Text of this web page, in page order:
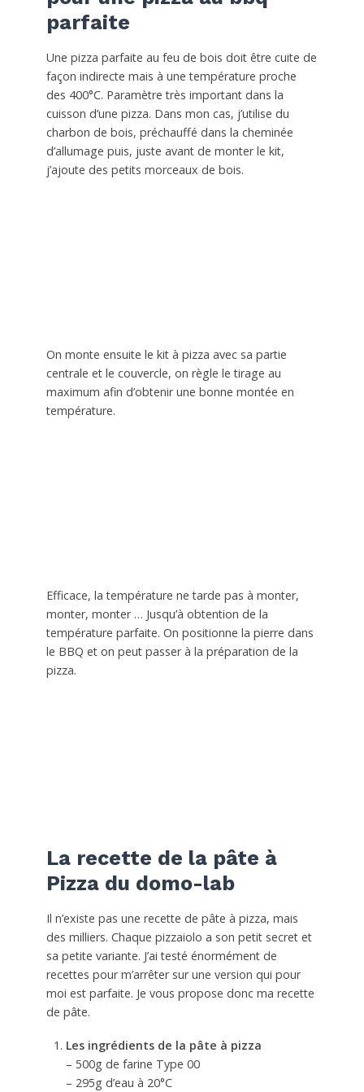
parfaite
Une pizza parfaite au feu de bois doit être cuite de
façon indirecte mais à une température proche
des 400°C. Paramètre très important dans la
cuisson d’une pizza. Dans mon cas, j’utilise du
charbon de bois, préchauffé dans la cheminée
d’allumage puis, juste avant de monter le kit,
j’ajoute des petits morceaux de bois.
On monte ensuite le kit à pizza avec sa partie
centrale et le couvercle, on règle le tirage au
maximum afin d’obtenir une bonne montée en
température.
Efficace, la température ne tarde pas à monter,
monter, monter … Jusqu’à obtention de la
température parfaite. On positionne la pierre dans
le BBQ et on peut passer à la préparation de la
pizza.
La recette de la pâte à
Pizza du domo-lab
Il n’existe pas une recette de pâte à pizza, mais
des milliers. Chaque pizzaiolo a son petit secret et
sa petite variante. J’ai testé énormément de
recettes pour m’arrêter sur une version qui pour
moi est parfaite. Je vous propose donc ma recette
de pâte.
Les ingrédients de la pâte à pizza
– 500g de farine Type 00
– 295g d’eau à 20°C